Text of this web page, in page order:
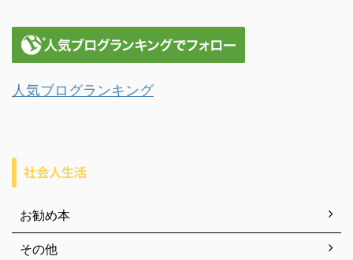
人気ブログランキング
社会人生活
お勧め本
その他